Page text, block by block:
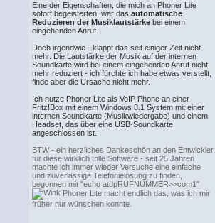
Eine der Eigenschaften, die mich an Phoner Lite
sofort begeisterten, war das automatische
Reduzieren der Musiklautstärke bei einem
eingehenden Anruf.
Doch irgendwie - klappt das seit einiger Zeit nicht
mehr. Die Lautstärke der Musik auf der internen
Soundkarte wird bei einem eingehenden Anruf nicht
mehr reduziert - ich fürchte ich habe etwas verstellt,
finde aber die Ursache nicht mehr.
Ich nutze Phoner Lite als VoIP Phone an einer
Fritz!Box mit einem Windows 8.1 System mit einer
internen Soundkarte (Musikwiedergabe) und einem
Headset, das über eine USB-Soundkarte
angeschlossen ist.
BTW - ein herzliches Dankeschön an den Entwickler
für diese wirklich tolle Software - seit 25 Jahren
machte ich immer wieder Versuche eine einfache
und zuverlässige Telefonielösung zu finden,
begonnen mit "echo atdpRUFNUMMER>>com1"
Phoner Lite macht endlich das, was ich mir
früher nur wünschen konnte.